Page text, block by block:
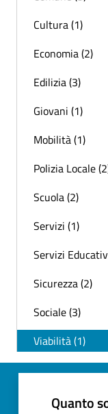
Cultura (1)
Economia (2)
Edilizia (3)
Giovani (1)
Mobilità (1)
Polizia Locale
Scuola (2)
Servizi (1)
Servizi
Sicurezza (2)
Sociale (3)
Viabilità (1)
Quanto